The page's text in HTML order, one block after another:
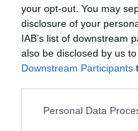
your opt-out. You may
disclosure of your
IAB’s list of downstream
also be disclosed by us
Downstream Participants
Personal Data
BEIRA INTERIOR
Cônsul
reforça
30 DE JULHO, 2026